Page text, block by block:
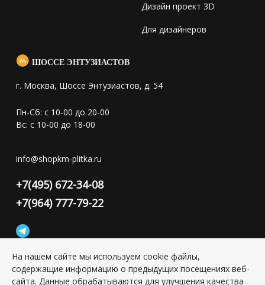
Дизайн проект 3D
Для дизайнеров
ШОССЕ ЭНТУЗИАСТОВ
г. Москва, Шоссе Энтузиастов, д. 54
Пн-Сб: с 10-00 до 20-00
Вс: с 10-00 до 18-00
info@shopkm-plitka.ru
+7(495) 672-34-08
+7(964) 777-79-22
Конфиденциальность персональной информации
На нашем сайте мы используем cookie файлы,
содержащие информацию о предыдущих посещениях веб-
сайта. Данные обрабатываются для улучшения качества